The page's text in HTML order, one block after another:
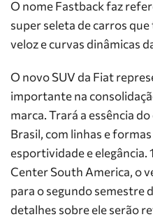
O nome Fastback faz
super seleta de carros
veloz e curvas dinâmicas
O novo SUV da Fiat
importante na
marca. Trará a essência
Brasil, com linhas e
esportividade e
Center South America, o
para o segundo semestre
detalhes sobre ele serão